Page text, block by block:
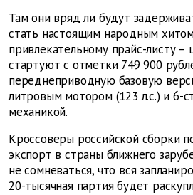
Там они вряд ли будут
стать настоящим народным
привлекательному прайс-листу –
стартуют с отметки 749 900
переднеприводную базовую
литровым мотором (123 л.с.) и 6-
механикой.
Кроссоверы российской сборки
экспорт в страны ближнего
не сомневаться, что вся
20-тысячная партия будет